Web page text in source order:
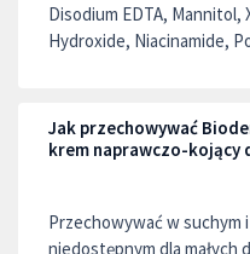
Disodium EDTA, Mannitol,
Hydroxide, Niacinamide,
Jak przechowywać
krem naprawczo-kojący
Przechowywać w suchym
niedostępnym dla małych